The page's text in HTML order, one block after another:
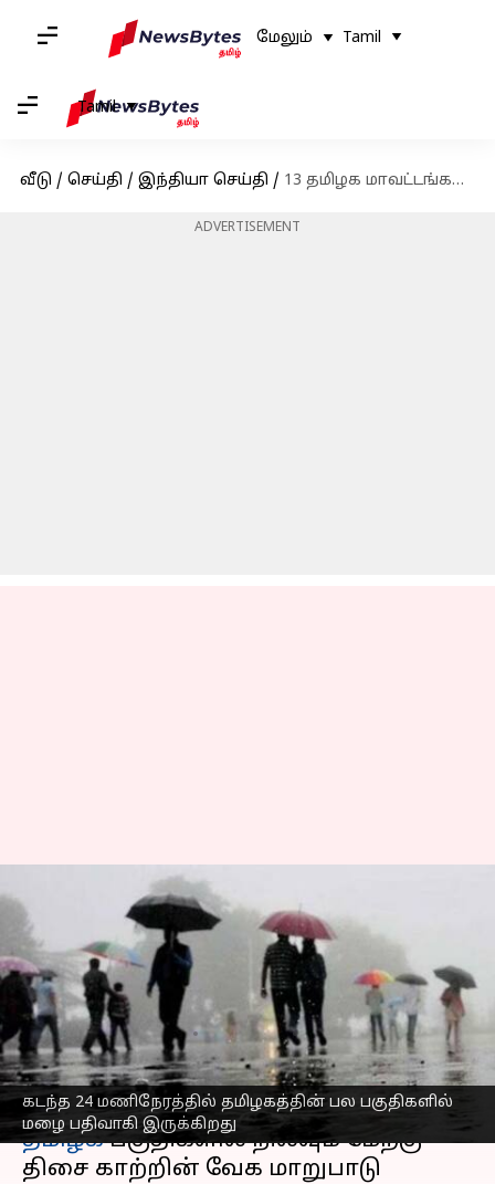
மேலும் Tamil
Tamil
வீடு / செய்தி / இந்தியா செய்தி / 13 தமிழக மாவட்டங்களுக்கு கனமழைக்கான சிவப்பு எச்சரிக்கை
ADVERTISEMENT
கடந்த 24 மணிநேரத்தில் தமிழகத்தின் பல பகுதிகளில்
மழை பதிவாகி இருக்கிறது
13 தமிழக
மாவட்டங்களுக்கு
கனமழைக்கான சிவப்பு
எச்சரிக்கை
எழுதியவர் Sindhuja SM Aug 27, 2023 03:58 pm
செய்தி முன்னோட்டம்
தமிழகபகுதிகளில் நிலவும் மேற்கு
திசை காற்றின் வேக மாறுபாடு